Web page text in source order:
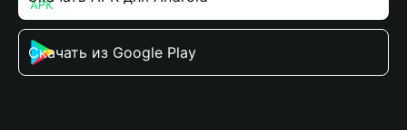
Скачать из Google Play